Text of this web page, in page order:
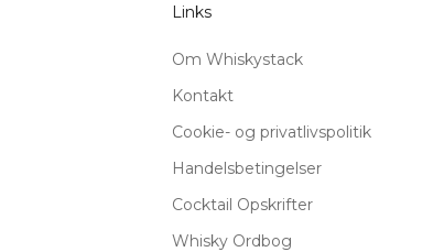
Links
Om Whiskystack
Kontakt
Cookie- og privatlivspolitik
Handelsbetingelser
Cocktail Opskrifter
Whisky Ordbog